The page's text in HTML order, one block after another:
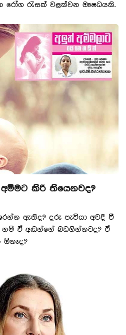
රෝග රැසක් වළක්වන ඖෂධයකි.
කිරි තියෙනවද?
ඇතිද? දරු පැටියා අවදි වී
ඒ අඬන්නේ බඩගින්නටද? ඒ